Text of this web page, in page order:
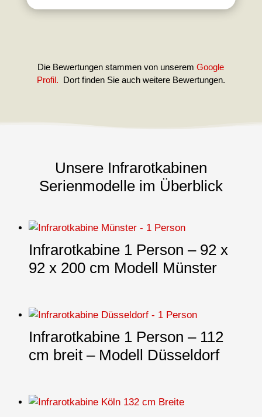
Die Bewertungen stammen von unseremGoogle
Profil. Dort finden Sie auch weitere Bewertungen.
Unsere Infrarotkabinen
Serienmodelle im Überblick
Infrarotkabine 1 Person – 92 x
92 x 200 cm Modell Münster
Infrarotkabine 1 Person – 112
cm breit – Modell Düsseldorf